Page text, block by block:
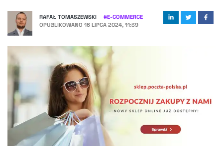
RAFAŁ TOMASZEWSKI #E-COMMERCE
OPUBLIKOWANO 16 LIPCA 2024, 11:39